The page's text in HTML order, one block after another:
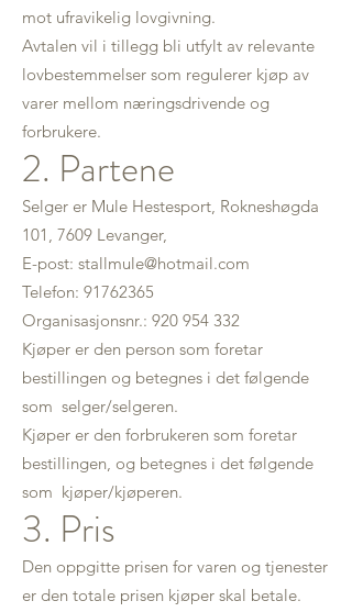
mot ufravikelig lovgivning.
Avtalen vil i tillegg bli utfylt av relevante
lovbestemmelser som regulerer kjøp av
varer mellom næringsdrivende og
forbrukere.
2. Partene
Selger er Mule Hestesport, Rokneshøgda
101, 7609 Levanger,
E-post: stallmule@hotmail.com
Telefon: 91762365
Organisasjonsnr.: 920 954 332
Kjøper er den person som foretar
bestillingen og betegnes i det følgende
som selger/selgeren.
Kjøper er den forbrukeren som foretar
bestillingen, og betegnes i det følgende
som kjøper/kjøperen.
3. Pris
Den oppgitte prisen for varen og tjenester
er den totale prisen kjøper skal betale.